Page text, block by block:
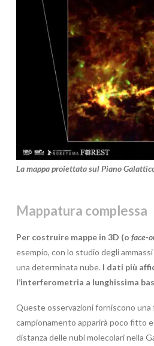
La mappa proiettata sul Piano
Mappatura complessa
Per costruire mappe in 3D (o face-
esempio, con lo studio degli
una determinata nube. I dati più
l’interferometria a lunghissima
Queste osservazioni forniscono una
campionamento apparirà poco fitto
distanza delle nubi molecolari nella